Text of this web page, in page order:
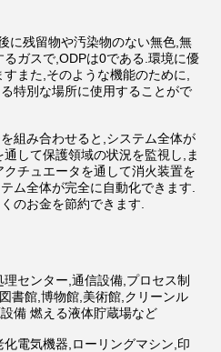
に残留物や汚染物のない無色,無
ガスで,ODPは0である.環境に優
また,そのような機能のために,
特別な場所に使用することがで
組み合わせると,システム全体が
して保護領域の状況を監視し,ま
チュエータを通して消火装置を
ム全体が完全に自動化できます.
のお金を節約できます.
センター,通信設備,プロセス制
書館,博物館,美術館,クリーンル
備 燃える液体貯蔵場など
電気機器,ローリングマシン,印